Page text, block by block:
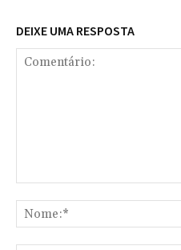
DEIXE UMA RESPOSTA